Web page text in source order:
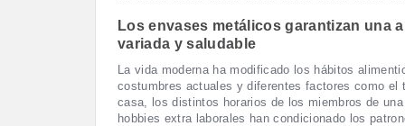
Los envases metálicos garantizan una
variada y saludable
La vida moderna ha modificado los hábitos
costumbres actuales y diferentes factores como el
casa, los distintos horarios de los miembros de
hobbies extra laborales han condicionado los